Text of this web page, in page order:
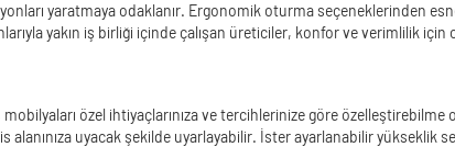
yaratmaya odaklanır. Ergonomik oturma seçeneklerinden
yakın iş birliği içinde çalışan üreticiler, konfor ve verimlilik
özel ihtiyaçlarınıza ve tercihlerinize göre
uyacak şekilde uyarlayabilir. İster ayarlanabilir yükseklik